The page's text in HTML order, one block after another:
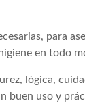
para
en todo
lógica,
buen uso y